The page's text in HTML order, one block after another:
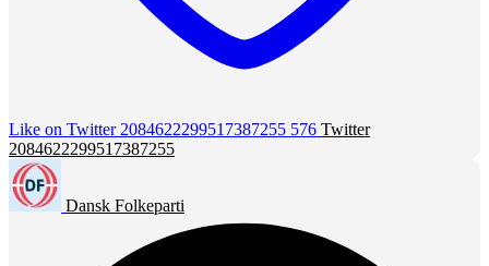
Like on Twitter 2084622299517387255 576 Twitter
2084622299517387255
Dansk Folkeparti